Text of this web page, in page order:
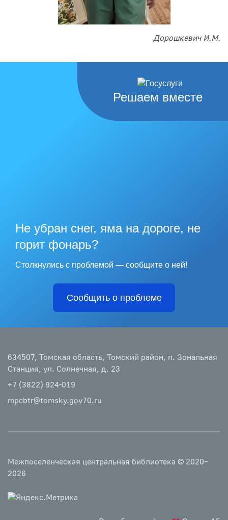
Дорошкевич И.М.
Решаем вместе
Не убран снег, яма на дороге, не
горит фонарь?
Столкнулись с проблемой — сообщите о ней!
Сообщить о проблеме
634507, Томская область, Томский район, п. Зональная
Станция, ул. Солнечная, д. 23
+7 (3822) 924-019
mpcbtr@tomsky.gov70.ru
Межпоселенческая центральная библиотека © 2020–
2026